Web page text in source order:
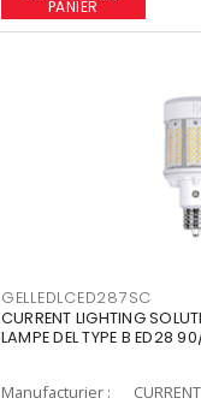
PANIER
GELLEDLCED287SC
CURRENT LIGHTING
LAMPE DEL TYPE B ED28
Manufacturier :